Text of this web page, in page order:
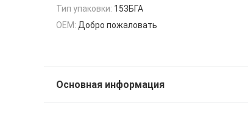
Тип упаковки: 153БГА
OEM: Добро пожаловать
Основная информация